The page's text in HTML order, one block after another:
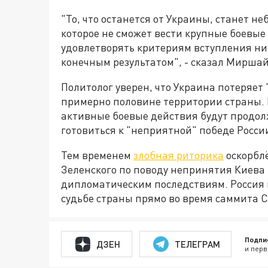
"То, что останется от Украины, станет
которое не сможет вести крупные
удовлетворять критериям вступления
конечным результатом", - сказал
Политолог уверен, что Украина
примерно половине территории
активные боевые действия будут
готовиться к "неприятной" победе
Тем временем злобная риторика
Зеленского по поводу непринятия
дипломатическим последствиям.
судьбе страны прямо во время саммита
ДЗЕН ТЕЛЕГРАМ и